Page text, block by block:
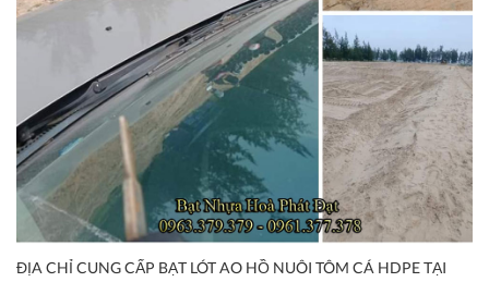
ĐỊA CHỈ CUNG CẤP BẠT LÓT AO HỒ NUÔI TÔM CÁ HDPE TẠI